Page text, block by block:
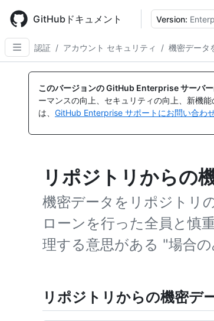
main
content
GitHubドキュメント Version:
認証 / アカウント セキュリティ / 機密データ
このバージョンの GitHub Enterprise サーバ
ーマンスの向上、セキュリティの向上、新機能
は、 GitHub Enterprise サポートにお問い合わ
リポジトリからの
機密データをリポジトリ
ローンを行った全員と慎
理する意思がある "場合の
リポジトリからの機密デ